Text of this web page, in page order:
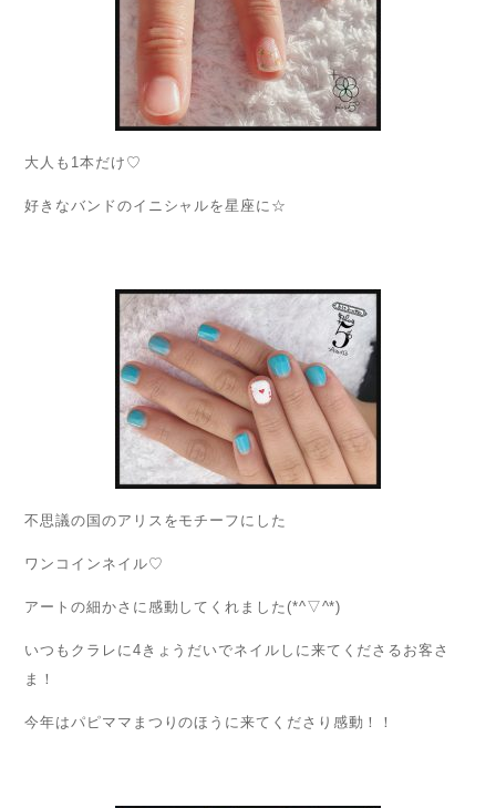
大人も1本だけ♡
好きなバンドのイニシャルを星座に☆
不思議の国のアリスをモチーフにした
ワンコインネイル♡
アートの細かさに感動してくれました(*^▽^*)
いつもクラレに4きょうだいでネイルしに来てくださるお客さ
ま！
今年はパピママまつりのほうに来てくださり感動！！